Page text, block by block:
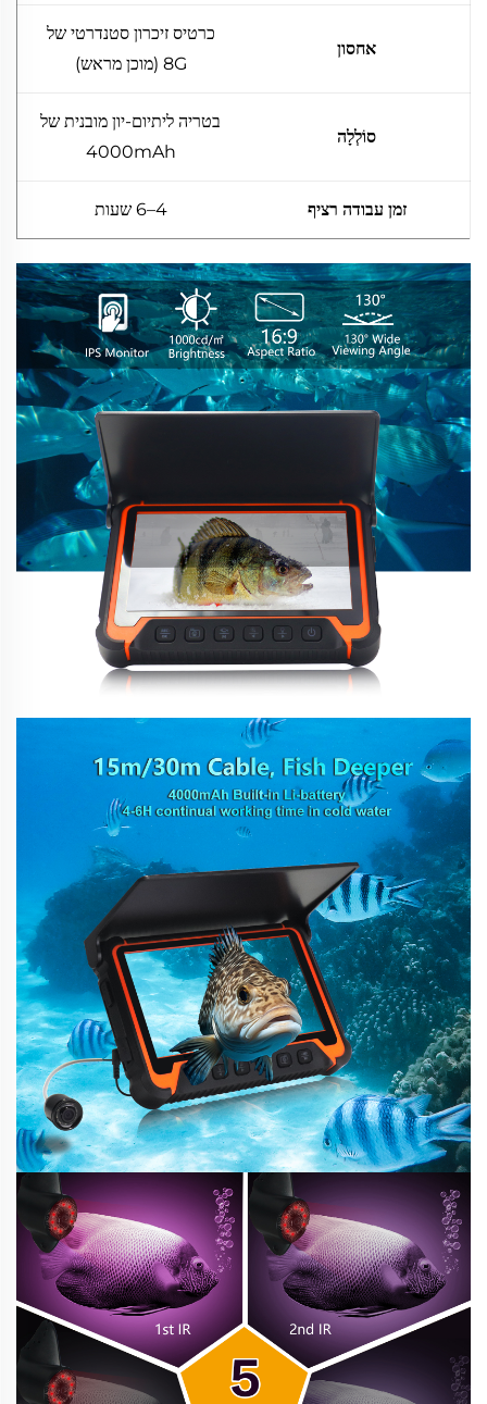
אחסון
כרטיס זיכרון סטנדרטי של
8G (מוכן מראש)
סוֹלְלָה
בטריה ליתיום-יון מובנית של
4000mAh
זמן עבודה רציף 4–6 שעות